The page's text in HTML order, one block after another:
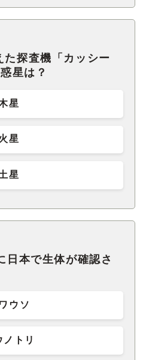
探査機「カッシー
星は？
星
星
星
日本で生体が確認さ
ウソ
ノトリ